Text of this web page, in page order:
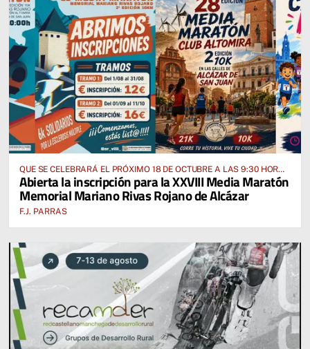
QUE SE CELEBRARÁ EL PRÓXIMO 18 DE OCTUBRE A LAS 9:30 HORAS
DESDE EL PABELLÓN VICENTE PANIAGUA
Abierta la inscripción para la XXVIII Media Maratón
Memorial Mariano Rivas Rojano de Alcázar
F.J. PARRAS